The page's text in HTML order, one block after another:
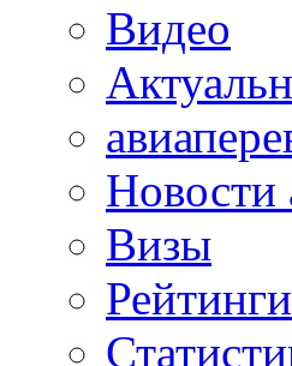
Видео
Новости
Визы
Рейтинги